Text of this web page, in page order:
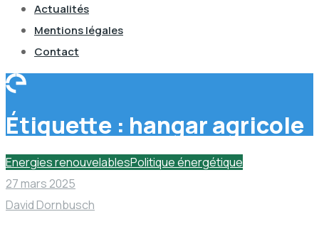
Actualités
Mentions légales
Contact
Étiquette : hangar agricole
Energies renouvelablesPolitique énergétique
27 mars 2025
David Dornbusch